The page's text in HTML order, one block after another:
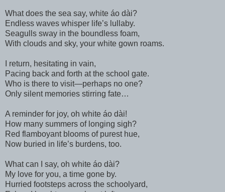
What does the sea say, white áo dài?
Endless waves whisper life’s lullaby.
Seagulls sway in the boundless foam,
With clouds and sky, your white gown roams.
I return, hesitating in vain,
Pacing back and forth at the school gate.
Who is there to visit—perhaps no one?
Only silent memories stirring fate…
A reminder for joy, oh white áo dài!
How many summers of longing sigh?
Red flamboyant blooms of purest hue,
Now buried in life’s burdens, too.
What can I say, oh white áo dài?
My love for you, a time gone by.
Hurried footsteps across the schoolyard,